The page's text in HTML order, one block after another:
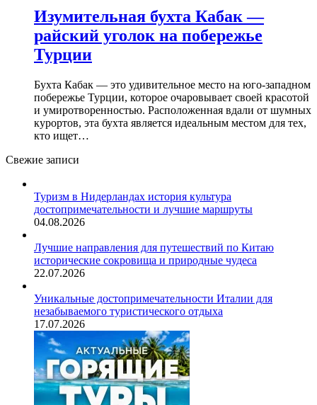
Изумительная бухта Кабак —
райский уголок на побережье
Турции
Бухта Кабак — это удивительное место на юго-западном
побережье Турции, которое очаровывает своей красотой
и умиротворенностью. Расположенная вдали от шумных
курортов, эта бухта является идеальным местом для тех,
кто ищет…
Свежие записи
Туризм в Нидерландах история культура
достопримечательности и лучшие маршруты
04.08.2026
Лучшие направления для путешествий по Китаю
исторические сокровища и природные чудеса
22.07.2026
Уникальные достопримечательности Италии для
незабываемого туристического отдыха
17.07.2026